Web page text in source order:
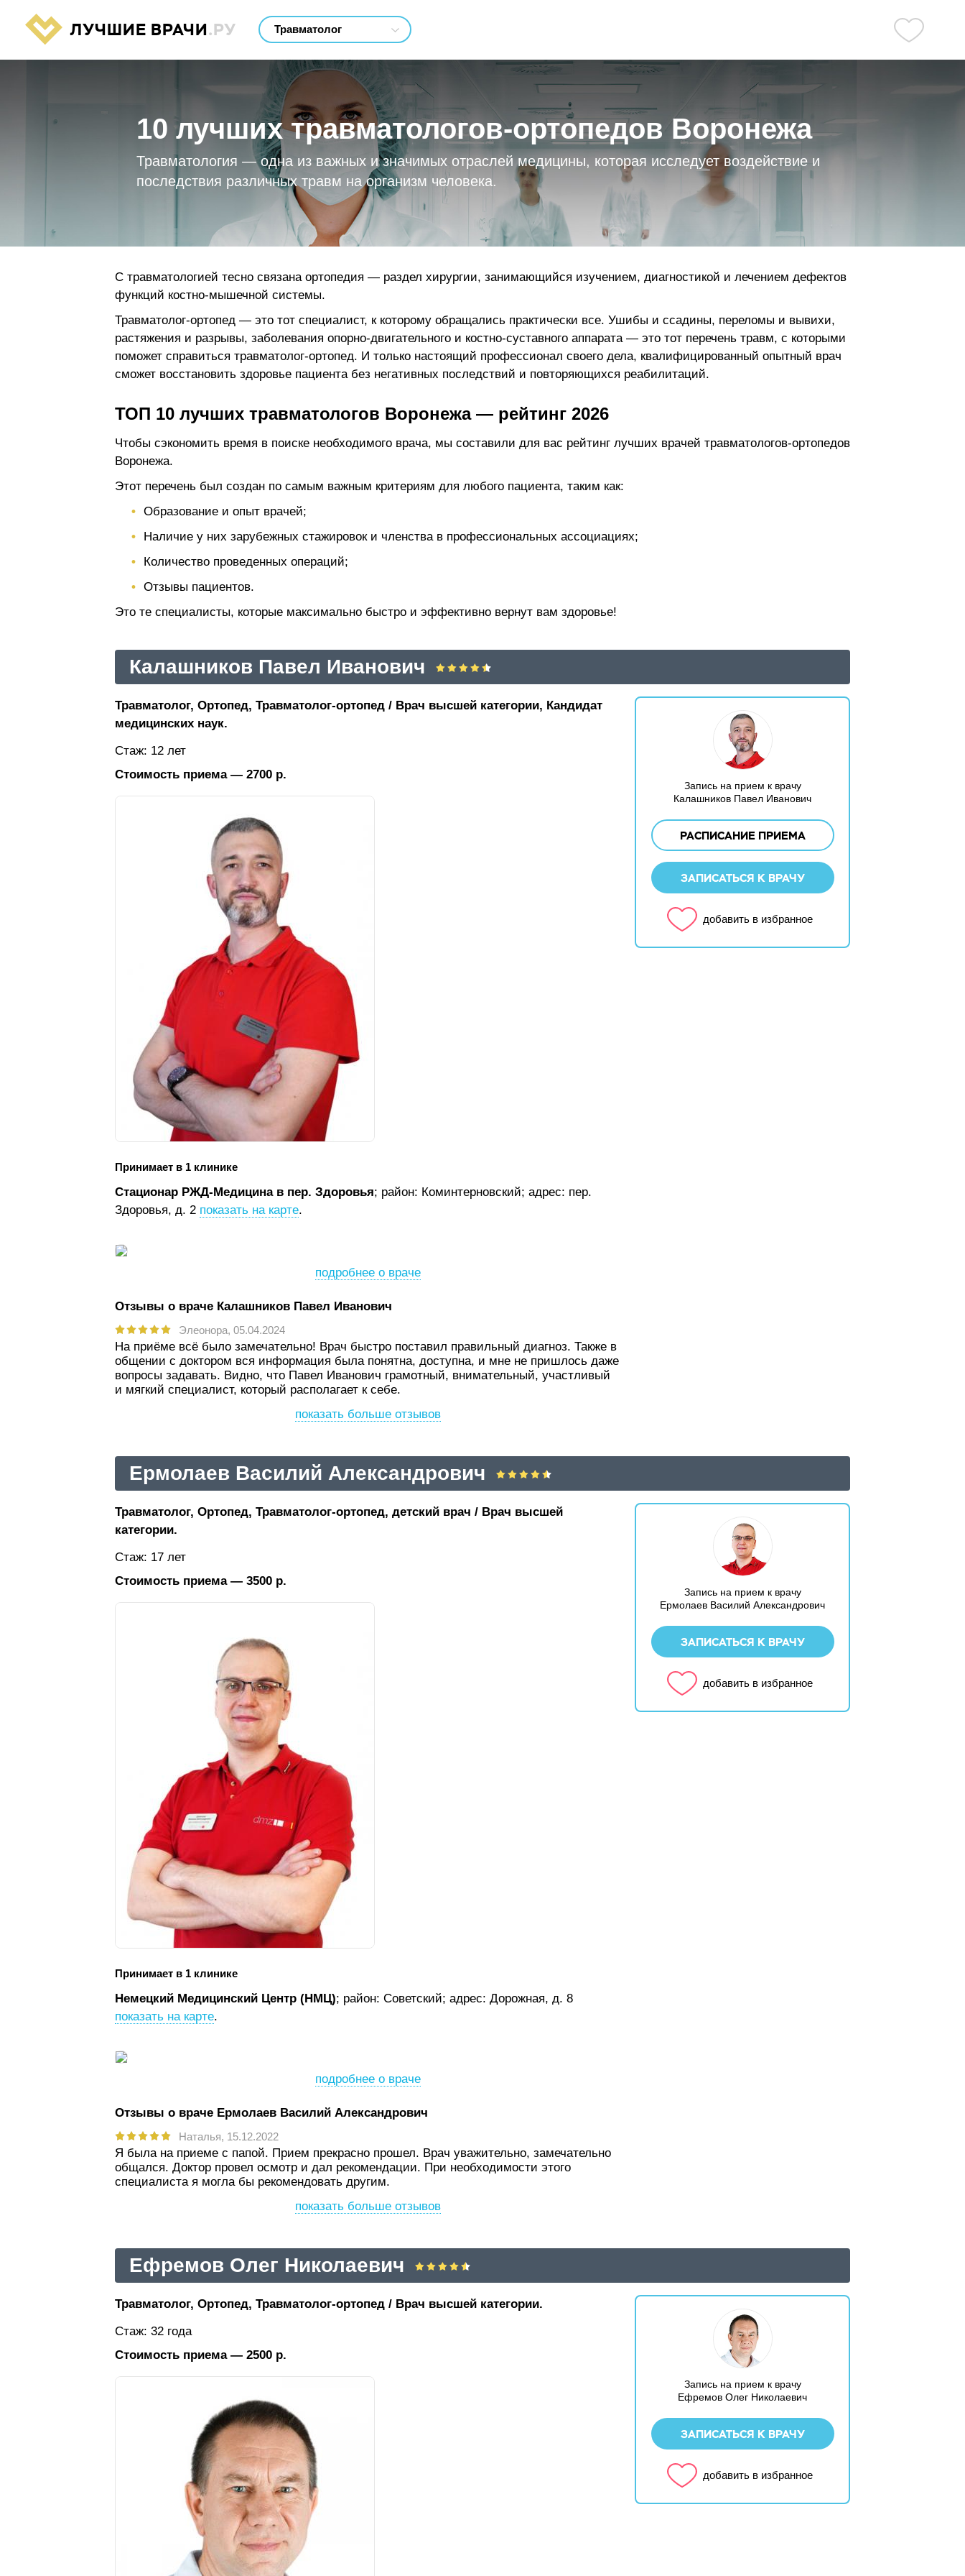
ЛУЧШИЕ ВРАЧИ.РУ
10 лучших травматологов-ортопедов Воронежа
Травматология — одна из важных и значимых отраслей медицины, которая исследует воздействие и
последствия различных травм на организм человека.
С травматологией тесно связана ортопедия — раздел хирургии, занимающийся изучением, диагностикой и лечением дефектов
функций костно-мышечной системы.
Травматолог-ортопед — это тот специалист, к которому обращались практически все. Ушибы и ссадины, переломы и вывихи,
растяжения и разрывы, заболевания опорно-двигательного и костно-суставного аппарата — это тот перечень травм, с которыми
поможет справиться травматолог-ортопед. И только настоящий профессионал своего дела, квалифицированный опытный врач
сможет восстановить здоровье пациента без негативных последствий и повторяющихся реабилитаций.
ТОП 10 лучших травматологов Воронежа — рейтинг 2026
Чтобы сэкономить время в поиске необходимого врача, мы составили для вас рейтинг лучших врачей травматологов-ортопедов
Воронежа.
Этот перечень был создан по самым важным критериям для любого пациента, таким как:
Образование и опыт врачей;
Наличие у них зарубежных стажировок и членства в профессиональных ассоциациях;
Количество проведенных операций;
Отзывы пациентов.
Это те специалисты, которые максимально быстро и эффективно вернут вам здоровье!
Калашников Павел Иванович
Травматолог, Ортопед, Травматолог-ортопед / Врач высшей категории, Кандидат
медицинских наук.
Стаж: 12 лет
Стоимость приема — 2700 р.
Принимает в 1 клинике
Стационар РЖД-Медицина в пер. Здоровья; район: Коминтерновский; адрес: пер.
Здоровья, д. 2 показать на карте.
Запись на прием к врачу
Калашников Павел Иванович
РАСПИСАНИЕ ПРИЕМА
ЗАПИСАТЬСЯ К ВРАЧУ
добавить в избранное
подробнее о враче
Отзывы о враче Калашников Павел Иванович
Элеонора, 05.04.2024
На приёме всё было замечательно! Врач быстро поставил правильный диагноз. Также в
общении с доктором вся информация была понятна, доступна, и мне не пришлось даже
вопросы задавать. Видно, что Павел Иванович грамотный, внимательный, участливый
и мягкий специалист, который располагает к себе.
показать больше отзывов
Ермолаев Василий Александрович
Травматолог, Ортопед, Травматолог-ортопед, детский врач / Врач высшей
категории.
Стаж: 17 лет
Стоимость приема — 3500 р.
Принимает в 1 клинике
Немецкий Медицинский Центр (НМЦ); район: Советский; адрес: Дорожная, д. 8
показать на карте.
Запись на прием к врачу
Ермолаев Василий Александрович
ЗАПИСАТЬСЯ К ВРАЧУ
добавить в избранное
подробнее о враче
Отзывы о враче Ермолаев Василий Александрович
Наталья, 15.12.2022
Я была на приеме с папой. Прием прекрасно прошел. Врач уважительно, замечательно
общался. Доктор провел осмотр и дал рекомендации. При необходимости этого
специалиста я могла бы рекомендовать другим.
показать больше отзывов
Ефремов Олег Николаевич
Травматолог, Ортопед, Травматолог-ортопед / Врач высшей категории.
Стаж: 32 года
Стоимость приема — 2500 р.
Запись на прием к врачу
Ефремов Олег Николаевич
ЗАПИСАТЬСЯ К ВРАЧУ
добавить в избранное